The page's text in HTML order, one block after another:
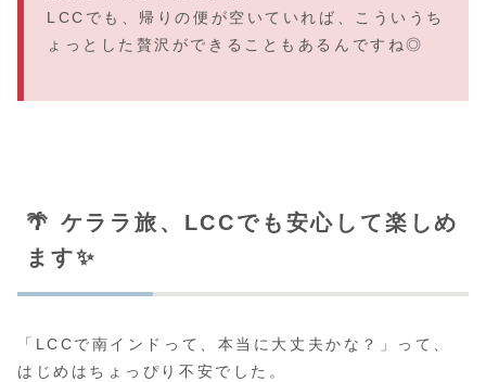
LCCでも、帰りの便が空いていれば、こういうち
ょっとした贅沢ができることもあるんですね◎
🌴 ケララ旅、LCCでも安心して楽しめ
ます✨
「LCCで南インドって、本当に大丈夫かな？」って、
はじめはちょっぴり不安でした。